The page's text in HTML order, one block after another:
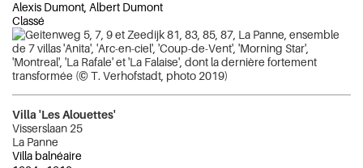
Alexis Dumont, Albert Dumont
Classé
Villa 'Les Alouettes'
Visserslaan 25
La Panne
Villa balnéaire